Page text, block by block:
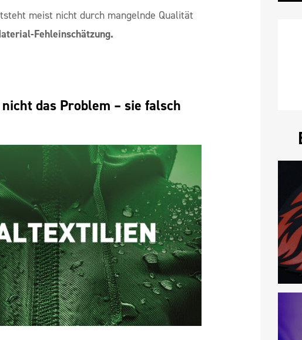
meist nicht durch mangelnde Qualität
Fehleinschätzung.
das Problem – sie falsch